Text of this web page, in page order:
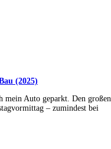
(2025)
mein Auto geparkt. Den großen
– zumindest bei